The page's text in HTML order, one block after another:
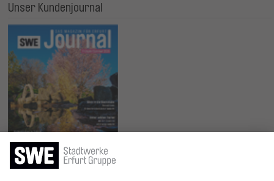
Unser Kundenjournal